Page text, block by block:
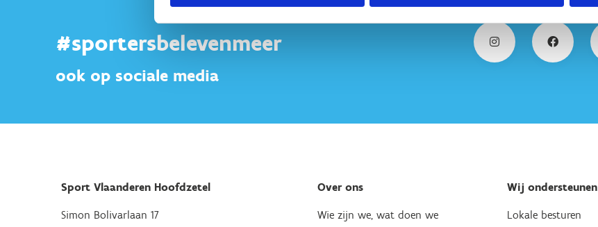
#sportersbelevenmeer
ook op sociale media
Sport Vlaanderen Hoofdzetel
Simon Bolivarlaan 17
Over ons
Wie zijn we, wat doen we
Wij ondersteunen
Lokale besturen